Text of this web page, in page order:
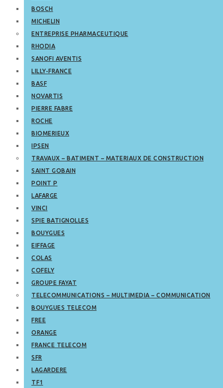
BOSCH
MICHELIN
ENTREPRISE PHARMACEUTIQUE
RHODIA
SANOFI AVENTIS
LILLY-FRANCE
BASF
NOVARTIS
PIERRE FABRE
ROCHE
BIOMERIEUX
IPSEN
TRAVAUX – BATIMENT – MATERIAUX DE CONSTRUCTION
SAINT GOBAIN
POINT P
LAFARGE
VINCI
SPIE BATIGNOLLES
BOUYGUES
EIFFAGE
COLAS
COFELY
GROUPE FAYAT
TELECOMMUNICATIONS – MULTIMEDIA – COMMUNICATION
BOUYGUES TELECOM
FREE
ORANGE
FRANCE TELECOM
SFR
LAGARDERE
TF1